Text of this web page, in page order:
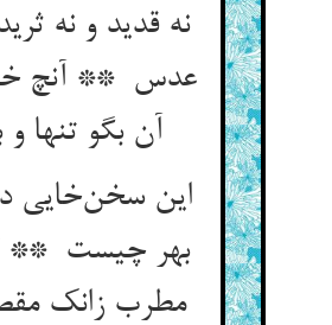
نه قدید و نه
عدس ** آنچ
این سخن‌خایی
بهر چیست **
مطرب زانک